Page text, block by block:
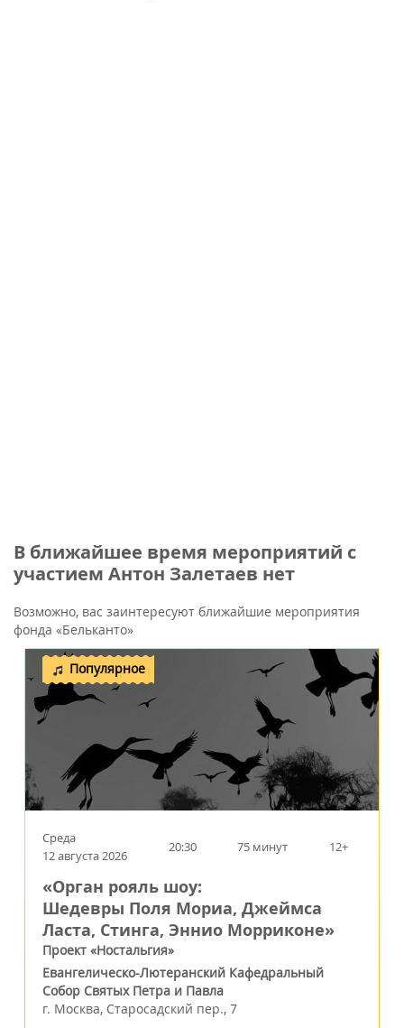
В ближайшее время мероприятий с
участием Антон Залетаев нет
Возможно, вас заинтересуют ближайшие мероприятия
фонда «Бельканто»
Популярное
Среда
12 августа 2026
20:30 75 минут 12+
«Орган рояль шоу:
Шедевры Поля Мориа, Джеймса
Ласта, Стинга, Эннио Морриконе»
Проект «Ностальгия»
Евангелическо-Лютеранский Кафедральный
Собор Святых Петра и Павла
г. Москва, Старосадский пер., 7